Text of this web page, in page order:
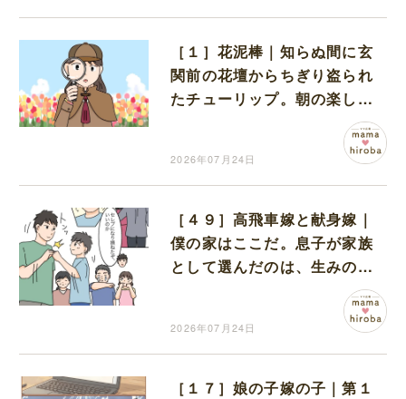
［１］花泥棒｜知らぬ間に玄
関前の花壇からちぎり盗られ
たチューリップ。朝の楽しみ
を奪われたショックは大きい
2026年07月24日
［４９］高飛車嫁と献身嫁｜
僕の家はここだ。息子が家族
として選んだのは、生みの親
2026年07月24日
［１７］娘の子嫁の子｜第１